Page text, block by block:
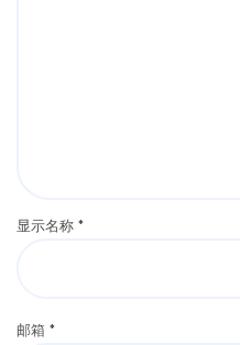
显示名称 *
邮箱 *